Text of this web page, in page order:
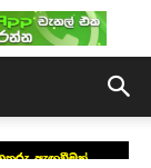
ඇඟවීමක්